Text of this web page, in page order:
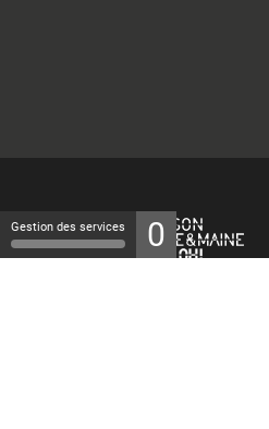
Gestion des services 0